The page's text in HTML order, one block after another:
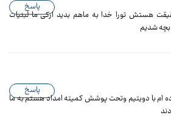
هستش تورا خدا به ماهم بدید ازکی ما لبنیات
بچه شدیم
پاسخ
ام با دویتیم وتحت پوشش کمیته امداد هستم به ما
پاسخ